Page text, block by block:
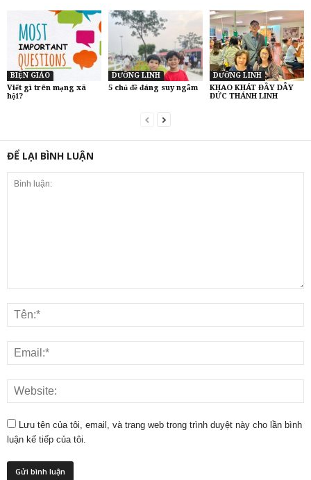
BIỆN GIÁO
Viết gì trên mạng xã
hội?
DƯỠNG LINH
5 chủ đề đáng suy ngẫm
DƯỠNG LINH
KHAO KHÁT ĐẦY DẪY
ĐỨC THÁNH LINH
ĐỂ LẠI BÌNH LUẬN
Lưu tên của tôi, email, và trang web trong trình duyệt này cho lần bình
luận kế tiếp của tôi.